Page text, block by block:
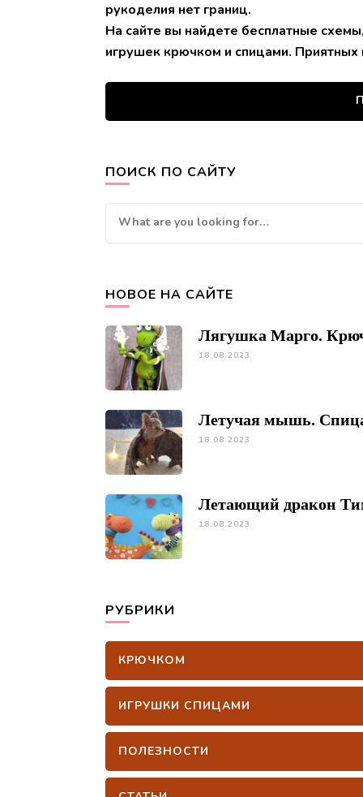
рукоделия нет границ.
На сайте вы найдете бесплатные
игрушек крючком и спицами. Приятных
ПОИСК ПО САЙТУ
Looking
for
НОВОЕ НА САЙТЕ
Лягушка Марго.
18.08.2023
Летучая мышь.
18.08.2023
Летающий дракон
18.08.2023
РУБРИКИ
КРЮЧКОМ
ИГРУШКИ СПИЦАМИ
ПОЛЕЗНОСТИ